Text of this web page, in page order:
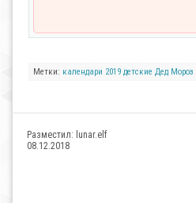
Метки: календари 2019 детские Дед Мороз
Разместил: lunar.elf
08.12.2018